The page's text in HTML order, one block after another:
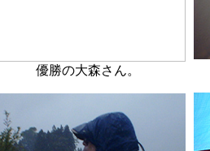
優勝の大森さん。